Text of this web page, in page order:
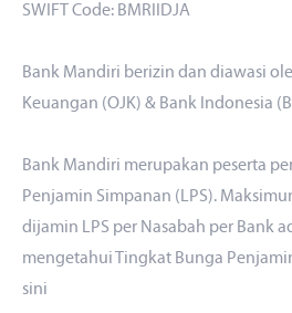
SWIFT Code: BMRIIDJA
Bank Mandiri berizin dan diawasi
Keuangan (OJK) & Bank Indonesia
Bank Mandiri merupakan peserta
Penjamin Simpanan (LPS).
dijamin LPS per Nasabah per Bank
mengetahui Tingkat Bunga
sini